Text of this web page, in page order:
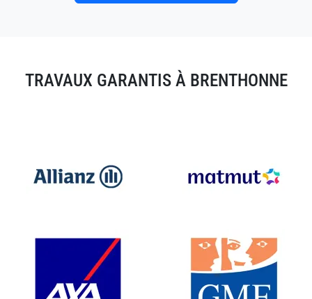
TRAVAUX GARANTIS À BRENTHONNE